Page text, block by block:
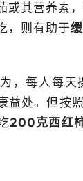
或其营养素
，则有助于
，每人每
益处。但按
200克西红